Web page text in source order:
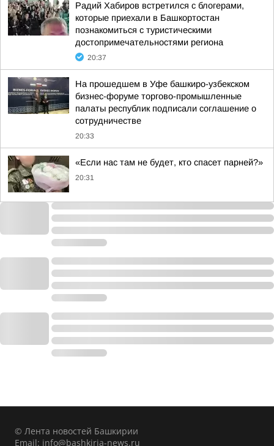
Радий Хабиров встретился с блогерами,
которые приехали в Башкортостан
познакомиться с туристическими
достопримечательностями региона
20:37
На прошедшем в Уфе башкиро-узбекском
бизнес-форуме торгово-промышленные
палаты республик подписали соглашение о
сотрудничестве
20:33
«Если нас там не будет, кто спасет парней?»
20:31
© Лента новостей Башкирии
Email: info@bashkiria-news.ru